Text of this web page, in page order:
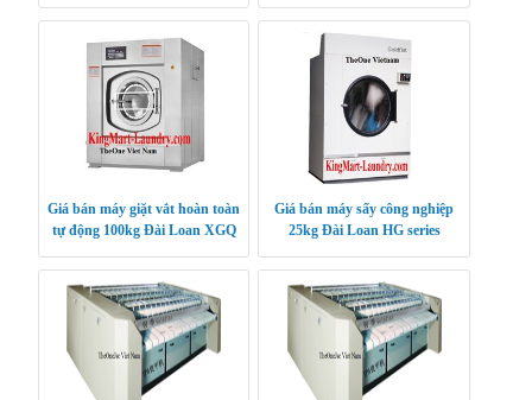
Giá bán máy giặt vắt hoàn toàn
tự động 100kg Đài Loan XGQ
Giá bán máy sấy công nghiệp
25kg Đài Loan HG series